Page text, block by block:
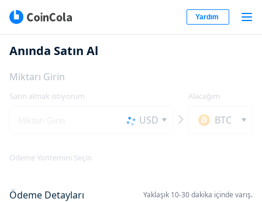
Yardım
Anında Satın Al
Miktarı Girin
Satın almak istiyorum
USD
Alacağım
BTC
Ödeme Yöntemini Seçin
Ödeme Detayları Yaklaşık 10-30 dakika içinde varış.